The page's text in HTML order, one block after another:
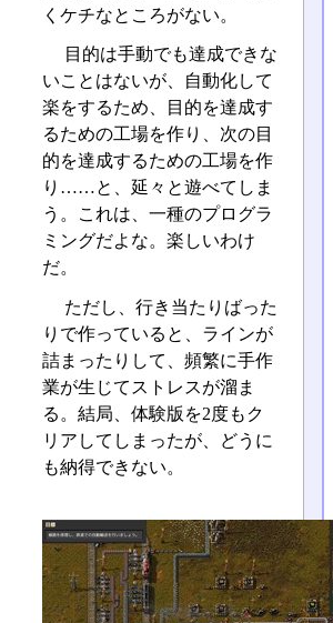
くケチなところがない。
目的は手動でも達成できな
いことはないが、自動化して
楽をするため、目的を達成す
るための工場を作り、次の目
的を達成するための工場を作
り……と、延々と遊べてしま
う。これは、一種のプログラ
ミングだよな。楽しいわけ
だ。
ただし、行き当たりばった
りで作っていると、ラインが
詰まったりして、頻繁に手作
業が生じてストレスが溜ま
る。結局、体験版を2度もク
リアしてしまったが、どうに
も納得できない。